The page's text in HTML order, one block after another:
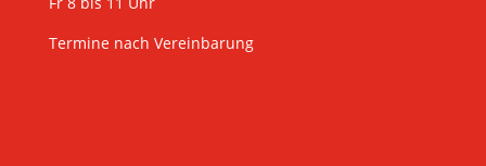
Termine nach Vereinbarung